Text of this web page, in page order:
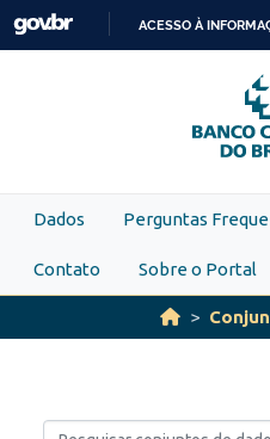
Skip to main content
ACESSO À
Dados Perguntas
Contato Sobre o Portal